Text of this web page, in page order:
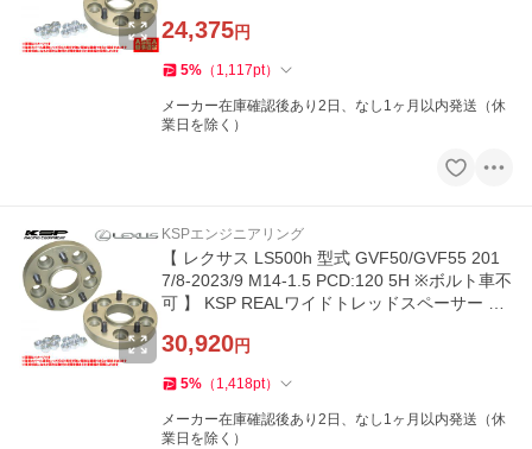
24,375円
5% （ 1,117pt）
メーカー在庫確認後あり2日、なし1ヶ月以内発送（休
業日を除く）
KSPエンジニアリング
【 レクサス LS500h 型式 GVF50/GVF55 201
7/8-2023/9 M14-1.5 PCD:120 5H ※ボルト車不
可 】 KSP REALワイドトレッドスペーサー ≪
30,920円
5% （ 1,418pt）
メーカー在庫確認後あり2日、なし1ヶ月以内発送（休
業日を除く）